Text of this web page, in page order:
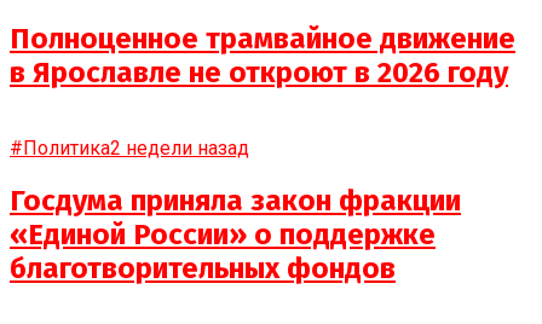
Полноценное трамвайное движение
в Ярославле не откроют в 2026 году
#Политика2 недели назад
Госдума приняла закон фракции
«Единой России» о поддержке
благотворительных фондов